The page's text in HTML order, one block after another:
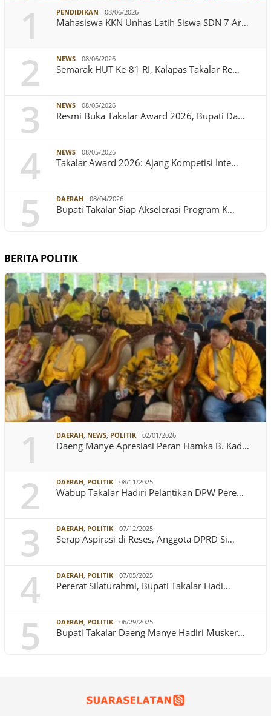
1 PENDIDIKAN 08/06/2026
Mahasiswa KKN Unhas Latih Siswa SDN 7 Ar…
2 NEWS 08/06/2026
Semarak HUT Ke-81 RI, Kalapas Takalar Re…
3 NEWS 08/05/2026
Resmi Buka Takalar Award 2026, Bupati Da…
4 NEWS 08/05/2026
Takalar Award 2026: Ajang Kompetisi Inte…
5 DAERAH 08/04/2026
Bupati Takalar Siap Akselerasi Program K…
BERITA POLITIK
1 DAERAH, NEWS, POLITIK 02/01/2026
Daeng Manye Apresiasi Peran Hamka B. Kad…
2 DAERAH, POLITIK 08/11/2025
Wabup Takalar Hadiri Pelantikan DPW Pere…
3 DAERAH, POLITIK 07/12/2025
Serap Aspirasi di Reses, Anggota DPRD Si…
4 DAERAH, POLITIK 07/05/2025
Pererat Silaturahmi, Bupati Takalar Hadi…
5 DAERAH, POLITIK 06/29/2025
Bupati Takalar Daeng Manye Hadiri Musker…